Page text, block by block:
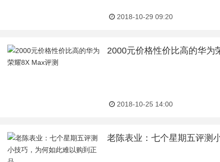
2018-10-29 09:20
2000元价格性价比高的华为
2018-10-25 14:00
老陈表业：七个星期五评测